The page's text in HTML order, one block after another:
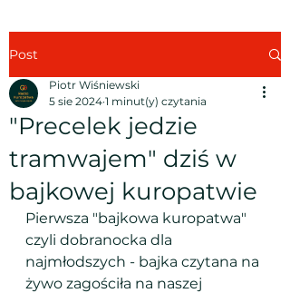
Post
"Precelek jedzie
tramwajem" dziś w
bajkowej kuropatwie
Piotr Wiśniewski
5 sie 2024 1 minut(y) czytania
Pierwsza "bajkowa kuropatwa"
czyli dobranocka dla
najmłodszych - bajka czytana na
żywo zagościła na naszej